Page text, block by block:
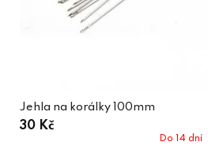
Jehla na korálky 100mm
30 Kč
Do 14 dní